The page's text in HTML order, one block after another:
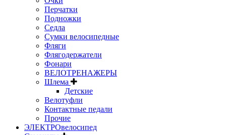
Перчатки
Подножки
Седла
Сумки велосипедные
Фляги
Флягодержатели
Фонари
ВЕЛОТРЕНАЖЕРЫ
Шлема
Детские
Велотуфли
Контактные педали
Прочие
ЭЛЕКТРОвелосипед